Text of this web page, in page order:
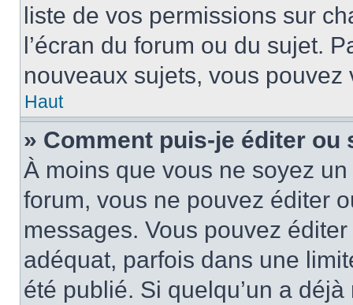
liste de vos permissions sur
l’écran du forum ou du sujet.
nouveaux sujets, vous
Haut
» Comment puis-je éditer
À moins que vous ne soyez
forum, vous ne pouvez éditer
messages. Vous pouvez
adéquat, parfois dans une
été publié. Si quelqu’un a